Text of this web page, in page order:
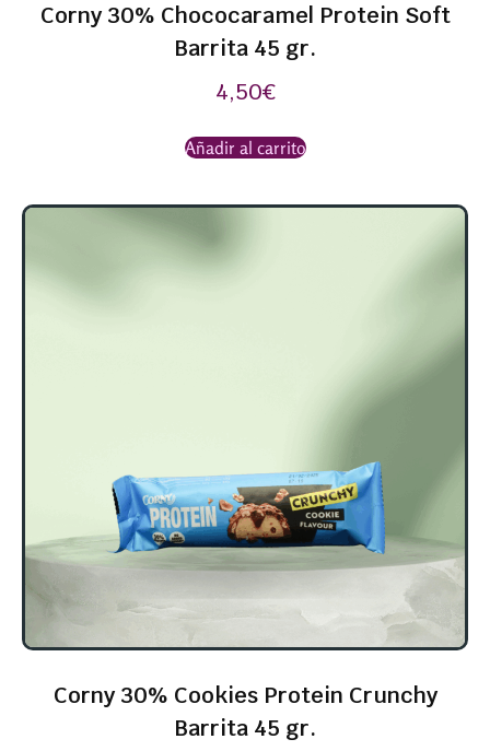
Corny 30% Chococaramel Protein Soft
Barrita 45 gr.
4,50€
Añadir al carrito
Corny 30% Cookies Protein Crunchy
Barrita 45 gr.